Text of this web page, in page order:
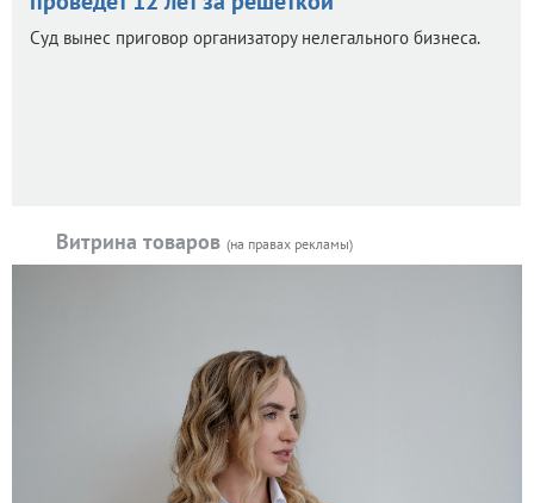
Суд вынес приговор организатору нелегального бизнеса.
Витрина товаров (на правах рекламы)